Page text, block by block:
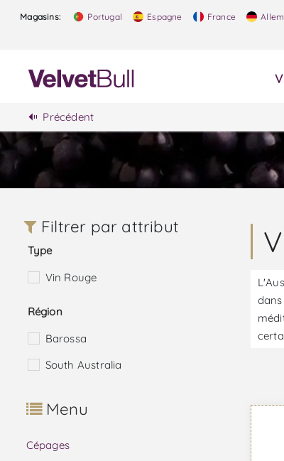
Magasins: Portugal Espagne France
Précédent
Filtrer par attribut
Type
Vin Rouge
Région
Barossa
South Australia
Menu
Cépages